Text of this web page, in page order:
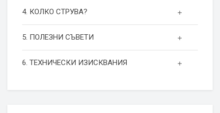
4. КОЛКО СТРУВА?
5. ПОЛЕЗНИ СЪВЕТИ
6. ТЕХНИЧЕСКИ ИЗИСКВАНИЯ